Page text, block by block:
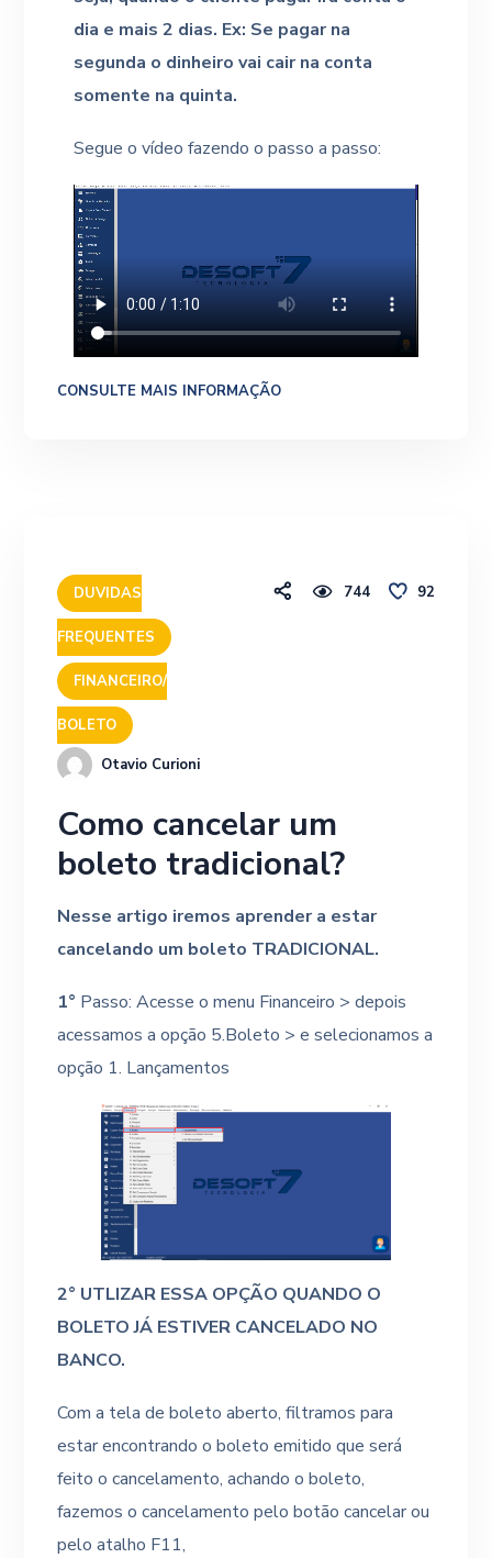
dia e mais 2 dias. Ex: Se pagar na
segunda o dinheiro vai cair na conta
somente na quinta.
Segue o vídeo fazendo o passo a passo:
CONSULTE MAIS INFORMAÇÃO
DUVIDAS
FREQUENTES
FINANCEIRO/
BOLETO
Otavio Curioni
744 92
Como cancelar um
boleto tradicional?
Nesse artigo iremos aprender a estar
cancelando um boleto TRADICIONAL.
1° Passo: Acesse o menu Financeiro > depois
acessamos a opção 5.Boleto > e selecionamos a
opção 1. Lançamentos
2° UTLIZAR ESSA OPÇÃO QUANDO O
BOLETO JÁ ESTIVER CANCELADO NO
BANCO.
Com a tela de boleto aberto, filtramos para
estar encontrando o boleto emitido que será
feito o cancelamento, achando o boleto,
fazemos o cancelamento pelo botão cancelar ou
pelo atalho F11,